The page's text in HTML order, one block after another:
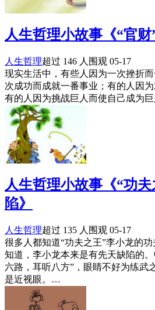
人生哲理小故事《“官财
人生哲理超过 146 人围观 05-17
现实生活中，有些人因为一次挫折
次成功而成就一番事业；有的人因
有的人因为挑战巨人而使自己成为
人生哲理小故事《“功
陷》
人生哲理超过 135 人围观 05-17
很多人都知道“功夫之王”李小龙的
知道，李小龙本来是有先天缺陷的
六路，耳听八方”，眼睛不好为练武
是近视眼。…